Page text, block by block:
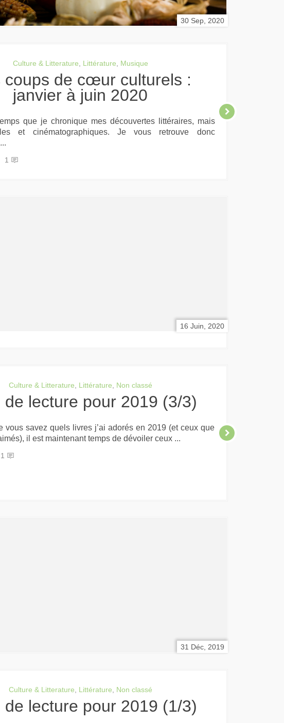
30 Sep, 2020
Culture & Litterature Littérature Musique
janvier à juin 2020
que je chronique mes découvertes littéraires, mais
et cinématographiques. Je vous retrouve donc
1
16 Juin, 2020
Culture & Litterature Littérature Non classé
de lecture pour 2019 (3/3)
vous savez quels livres j’ai adorés en 2019 (et ceux que
il est maintenant temps de dévoiler ceux ...
1
31 Déc, 2019
Culture & Litterature Littérature Non classé
de lecture pour 2019 (1/3)